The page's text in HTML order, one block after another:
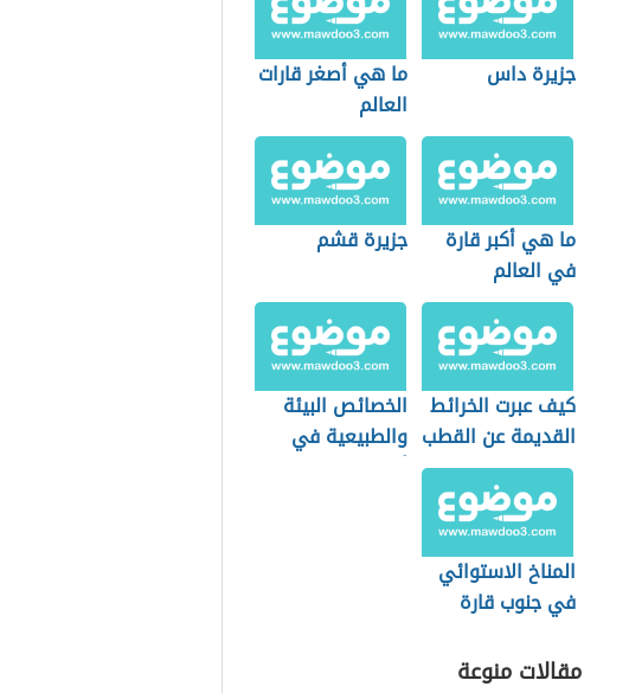
جزيرة داس
ما هي أصغر قارات
العالم
ما هي أكبر قارة
في العالم
جزيرة قشم
كيف عبرت الخرائط
القديمة عن القطب
الشمالي؟
الخصائص البيئة
والطبيعية في
أوقيانوسيا
المناخ الاستوائي
في جنوب قارة
مقالات منوعة